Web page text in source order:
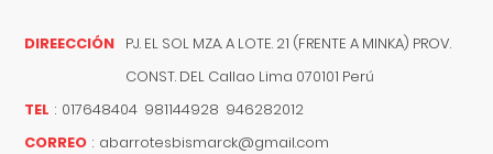
DIREECCIÓN PJ. EL SOL MZA. A LOTE. 21 (FRENTE A MINKA) PROV.
CONST. DEL Callao Lima 070101 Perú
TEL : 017648404 981144928 946282012
CORREO : abarrotesbismarck@gmail.com